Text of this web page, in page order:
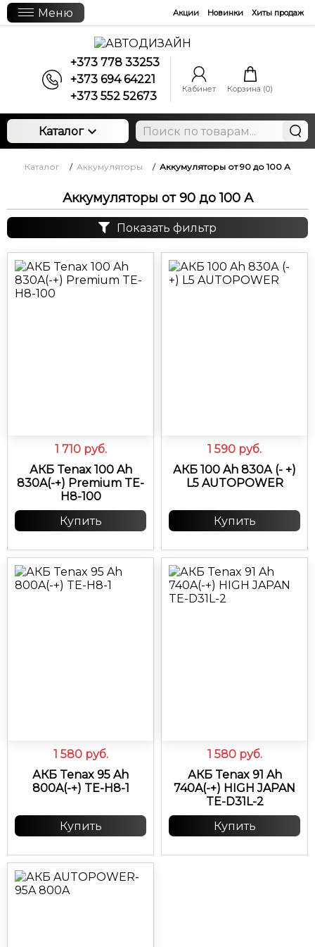
Меню Акции Новинки Хиты продаж
+373 778 33253
+373 694 64221
+373 552 52673
Кабинет Корзина (0)
Каталог
Каталог / Аккумуляторы / Аккумуляторы от 90 до 100 А
Аккумуляторы от 90 до 100 А
Показать фильтр
1 710 руб.
АКБ Tenax 100 Ah
830A(-+) Premium TE-
H8-100
Купить
1 590 руб.
АКБ 100 Ah 830А (- +)
L5 AUTOPOWER
Купить
1 580 руб.
АКБ Tenax 95 Ah
800A(-+) TE-H8-1
Купить
1 580 руб.
АКБ Tenax 91 Ah
740A(-+) HIGH JAPAN
TE-D31L-2
Купить